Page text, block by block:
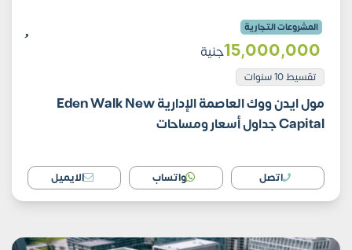
المشروعات التجارية
15٬000٬000جنية
تقسيط 10 سنوات
مول ايدن ووك العاصمة الإدارية Eden Walk New
Capital جداول أسعار ومساحات
اتصل واتساب الايميل